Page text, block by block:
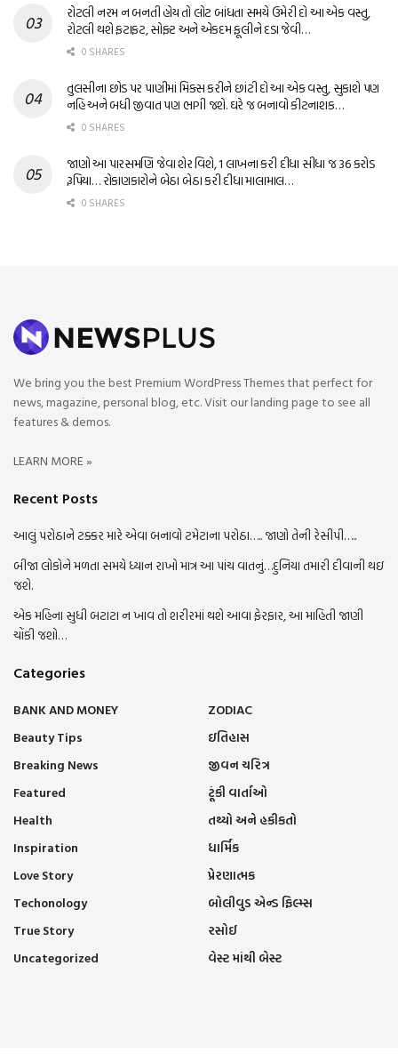
રોટલી નરમ ન બનતી હોય તો લોટ બાંધતા સમયે ઉમેરી દો આ એક વસ્તુ,
રોટલી થશે ફટાફટ, સોફ્ટ અને એકદમ ફૂલીને દડા જેવી…
0 SHARES
તુલસીના છોડ પર પાણીમાં મિક્સ કરીને છાંટી દો આ એક વસ્તુ, સુકાશે પણ
નહિ અને બધી જીવાત પણ ભાગી જશે. ઘરે જ બનાવો કીટનાશક…
0 SHARES
જાણો આ પારસમણિ જેવા શેર વિશે, 1 લાખના કરી દીધા સીધા જ 36 કરોડ
રૂપિયા… રોકાણકારોને બેઠા બેઠા કરી દીધા માલામાલ…
0 SHARES
We bring you the best Premium WordPress Themes that perfect for
news, magazine, personal blog, etc. Visit our landing page to see all
features & demos.
LEARN MORE »
Recent Posts
આલું પરોઠાને ટક્કર મારે એવા બનાવો ટમેટાના પરોઠા….. જાણો તેની રેસીપી…..
બીજા લોકોને મળતા સમયે ધ્યાન રાખો માત્ર આ પાંચ વાતનું…દુનિયા તમારી દીવાની થઇ
જશે.
એક મહિના સુધી બટાટા ન ખાવ તો શરીરમાં થશે આવા ફેરફાર, આ માહિતી જાણી
ચોંકી જશો…
Categories
BANK AND MONEY
Beauty Tips
Breaking News
Featured
Health
Inspiration
Love Story
Techonology
True Story
Uncategorized
ZODIAC
ઇતિહાસ
જીવન ચરિત્ર
ટૂંકી વાર્તાઓ
તથ્યો અને હકીકતો
ધાર્મિક
પ્રેરણાત્મક
બોલીવુડ એન્ડ ફિલ્મ્સ
રસોઈ
વેસ્ટ માંથી બેસ્ટ